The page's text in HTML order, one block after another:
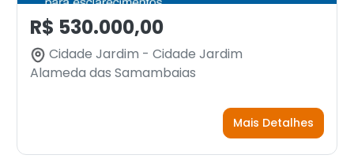
R$ 530.000,00
Cidade Jardim - Cidade Jardim
Alameda das Samambaias
Mais Detalhes